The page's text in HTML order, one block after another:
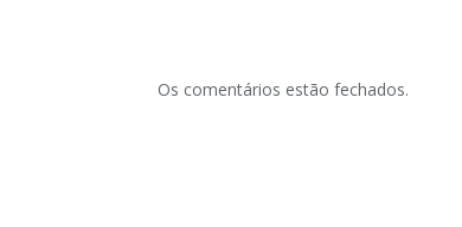
Os comentários estão fechados.